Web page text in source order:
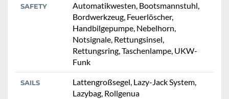
SAFETY
Automatikwesten, Bootsmannstuhl,
Bordwerkzeug, Feuerlöscher,
Handbilgepumpe, Nebelhorn,
Notsignale, Rettungsinsel,
Rettungsring, Taschenlampe, UKW-
Funk
SAILS
Lattengroßsegel, Lazy-Jack System,
Lazybag, Rollgenua